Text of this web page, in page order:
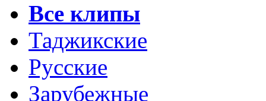
Все клипы
Таджикские
Русские
Зарубежные